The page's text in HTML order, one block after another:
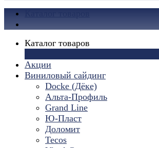
Каталог товаров
Акции
Виниловый сайдинг
Docke (Дёке)
Альта-Профиль
Grand Line
Ю-Пласт
Доломит
Tecos